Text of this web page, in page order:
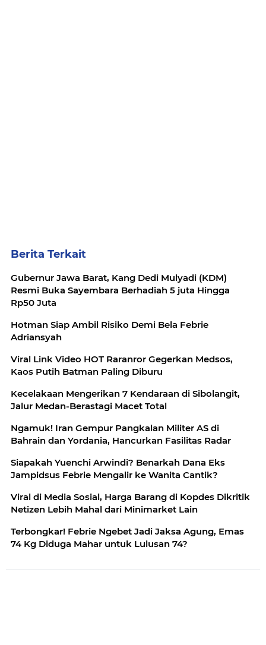
Berita Terkait
Gubernur Jawa Barat, Kang Dedi Mulyadi (KDM)
Resmi Buka Sayembara Berhadiah 5 juta Hingga
Rp50 Juta
Hotman Siap Ambil Risiko Demi Bela Febrie
Adriansyah
Viral Link Video HOT Raranror Gegerkan Medsos,
Kaos Putih Batman Paling Diburu
Kecelakaan Mengerikan 7 Kendaraan di Sibolangit,
Jalur Medan-Berastagi Macet Total
Ngamuk! Iran Gempur Pangkalan Militer AS di
Bahrain dan Yordania, Hancurkan Fasilitas Radar
Siapakah Yuenchi Arwindi? Benarkah Dana Eks
Jampidsus Febrie Mengalir ke Wanita Cantik?
Viral di Media Sosial, Harga Barang di Kopdes Dikritik
Netizen Lebih Mahal dari Minimarket Lain
Terbongkar! Febrie Ngebet Jadi Jaksa Agung, Emas
74 Kg Diduga Mahar untuk Lulusan 74?